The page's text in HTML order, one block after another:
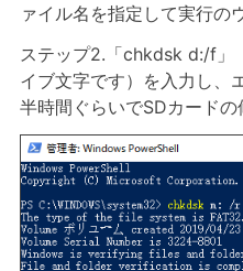
ァイル名を指定して実行の
ステップ2.「chkdsk d:/f」
イブ文字です）を入力し、
半時間ぐらいでSDカードの